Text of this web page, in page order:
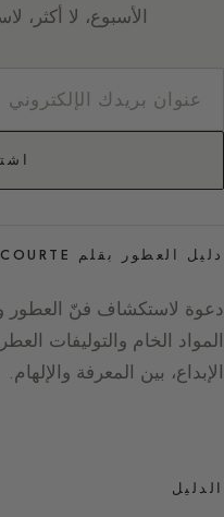
الأسبوع، لا
دليل العطور بقلم SYLVAINE DELACOURTE
دعوة لاستكشاف فنّ العطور
المواد الخام والتوليفات
الإبداع، بين المعرفة والإلهام.
الدليل